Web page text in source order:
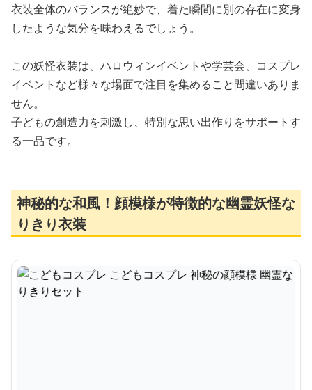
衣装全体のバランスが絶妙で、着た瞬間に別の存在に変身
したような気分を味わえるでしょう。
この妖怪衣装は、ハロウィンイベントや学芸会、コスプレ
イベントなど様々な場面で注目を集めること間違いありま
せん。
子どもの創造力を刺激し、特別な思い出作りをサポートす
る一品です。
神秘的な和風！顔模様が特徴的な幽霊妖怪な
りきり衣装